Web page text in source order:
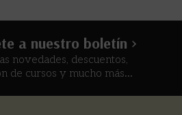
a nuestro boletín >
novedades, descuentos,
de cursos y mucho más...